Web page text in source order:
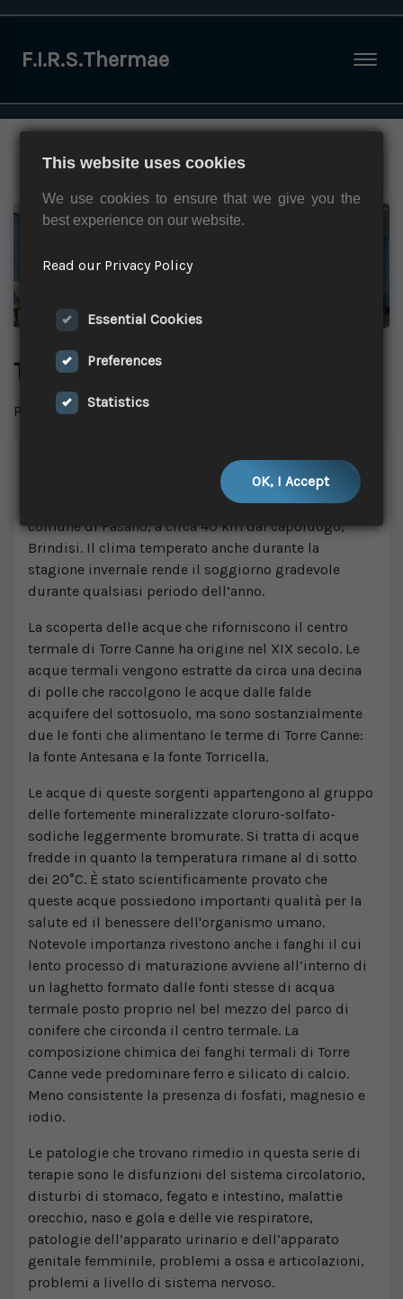
F.I.R.S.Thermae
Home »Partner»Terme di Torre Canne
Terme di Torre Canne
Pubblicato il: 4 ago, 2019
Le Terme di Torre Canne, una delle strutture termali
più attrezzate e moderne del Sud Italia, si trovano
nella località marina di Torre Canne, una frazione del
comune di Fasano, a circa 40 km dal capoluogo,
Brindisi. Il clima temperato anche durante la
stagione invernale rende il soggiorno gradevole
durante qualsiasi periodo dell’anno.
La scoperta delle acque che riforniscono il centro
termale di Torre Canne ha origine nel XIX secolo. Le
acque termali vengono estratte da circa una decina
di polle che raccolgono le acque dalle falde
acquifere del sottosuolo, ma sono sostanzialmente
due le fonti che alimentano le terme di Torre Canne:
la fonte Antesana e la fonte Torricella.
Le acque di queste sorgenti appartengono al gruppo
delle fortemente mineralizzate cloruro-solfato-
sodiche leggermente bromurate. Si tratta di acque
fredde in quanto la temperatura rimane al di sotto
dei 20°C. È stato scientificamente provato che
queste acque possiedono importanti qualità per la
salute ed il benessere dell'organismo umano.
Notevole importanza rivestono anche i fanghi il cui
lento processo di maturazione avviene all’interno di
un laghetto formato dalle fonti stesse di acqua
termale posto proprio nel bel mezzo del parco di
conifere che circonda il centro termale. La
composizione chimica dei fanghi termali di Torre
Canne vede predominare ferro e silicato di calcio.
Meno consistente la presenza di fosfati, magnesio e
iodio.
Le patologie che trovano rimedio in questa serie di
terapie sono le disfunzioni del sistema circolatorio,
disturbi di stomaco, fegato e intestino, malattie
orecchio, naso e gola e delle vie respiratore,
patologie dell’apparato urinario e dell’apparato
genitale femminile, problemi a ossa e articolazioni,
problemi a livello di sistema nervoso.
This website uses cookies
We use cookies to ensure that we give you the
best experience on our website.
Read our Privacy Policy
Essential Cookies
Preferences
Statistics
OK, I Accept